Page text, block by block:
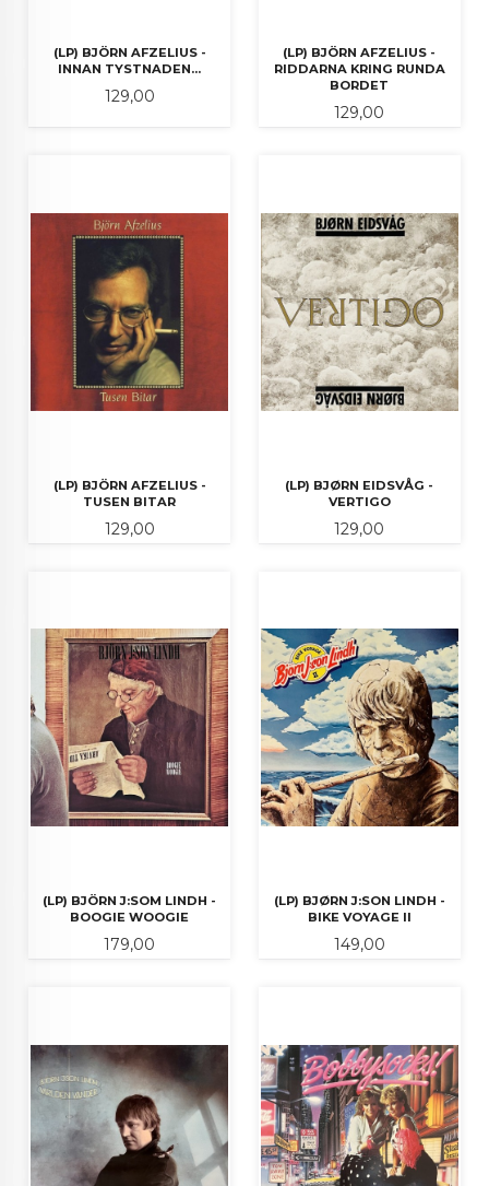
(LP) BJÖRN AFZELIUS -
INNAN TYSTNADEN...
Pris
129,00
(LP) BJÖRN AFZELIUS -
RIDDARNA KRING RUNDA
BORDET
Pris
129,00
(LP) BJÖRN AFZELIUS -
TUSEN BITAR
Pris
129,00
(LP) BJØRN EIDSVÅG -
VERTIGO
Pris
129,00
(LP) BJÖRN J:SOM LINDH -
BOOGIE WOOGIE
Pris
179,00
(LP) BJØRN J:SON LINDH -
BIKE VOYAGE II
Pris
149,00